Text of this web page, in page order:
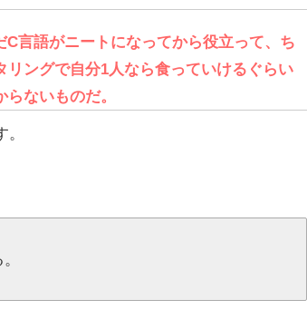
言語がニートになってから役立って、ち
リングで自分1人なら食っていけるぐらい
ないものだ。